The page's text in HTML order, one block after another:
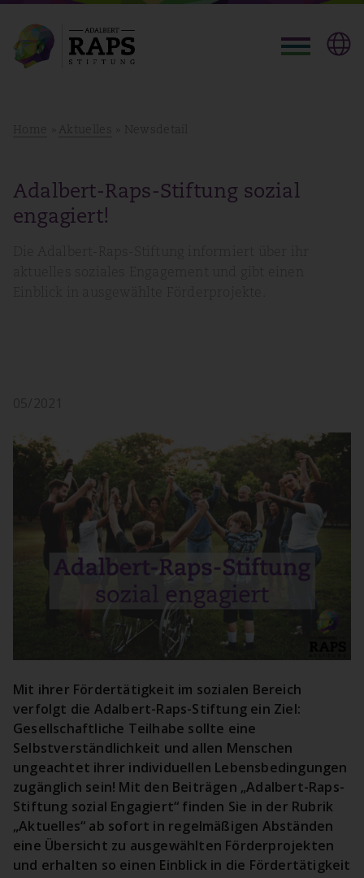
Home Aktuelles » Newsdetail
Adalbert-Raps-Stiftung sozial
engagiert!
Mit ihrer Fördertätigkeit im sozialen Bereich
verfolgt die Adalbert-Raps-Stiftung ein Ziel:
Gesellschaftliche Teilhabe sollte eine
Selbstverständlichkeit und allen Menschen
ungeachtet ihrer individuellen Lebensbedingungen
zugänglich sein! Mit den Beiträgen „Adalbert-Raps-
Stiftung sozial Engagiert“ finden Sie in der Rubrik
„Aktuelles“ ab sofort in regelmäßigen Abständen
eine Übersicht zu ausgewählten Förderprojekten
und erhalten so einen Einblick in die Fördertätigkeit